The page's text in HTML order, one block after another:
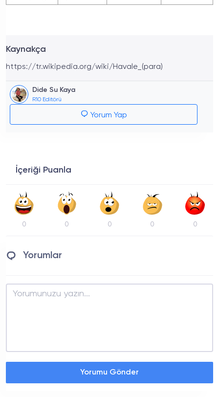
Kaynakça
https://tr.wikipedia.org/wiki/Havale_(para)
Dide Su Kaya
R10 Editörü
Yorum Yap
İçeriği Puanla
0 0 0 0 0
Yorumlar
Yorumu Gönder